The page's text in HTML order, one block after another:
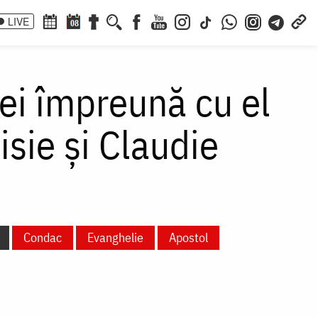
LIVE 08
împreună cu el
și Claudie
Condac Evanghelie Apostol